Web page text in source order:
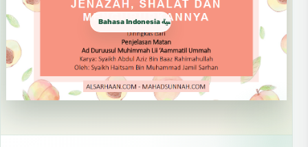
Bahasa Indonesia الإندونيسية